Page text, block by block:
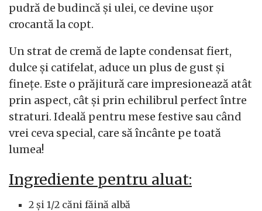
pudră de budincă și ulei, ce devine ușor
crocantă la copt.
Un strat de cremă de lapte condensat fiert,
dulce și catifelat, aduce un plus de gust și
finețe. Este o prăjitură care impresionează atât
prin aspect, cât și prin echilibrul perfect între
straturi. Ideală pentru mese festive sau când
vrei ceva special, care să încânte pe toată
lumea!
Ingrediente pentru aluat:
2 și 1/2 căni făină albă